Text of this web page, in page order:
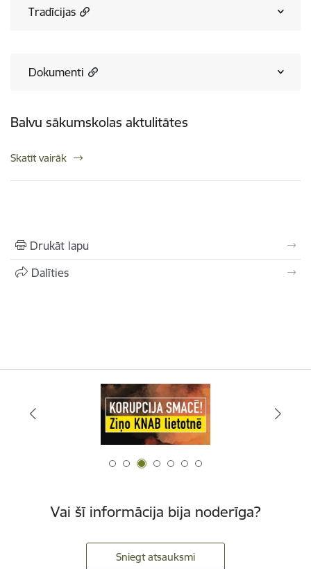
Tradīcijas
Dokumenti
Balvu sākumskolas aktulitātes
Skatīt vairāk
Drukāt lapu
Dalīties
Vai šī informācija bija noderīga?
Sniegt atsauksmi